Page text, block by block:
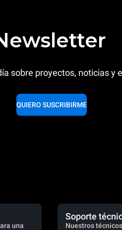
sobre proyectos, noticias y
QUIERO SUSCRIBIRME
una
Soporte
Nuestros